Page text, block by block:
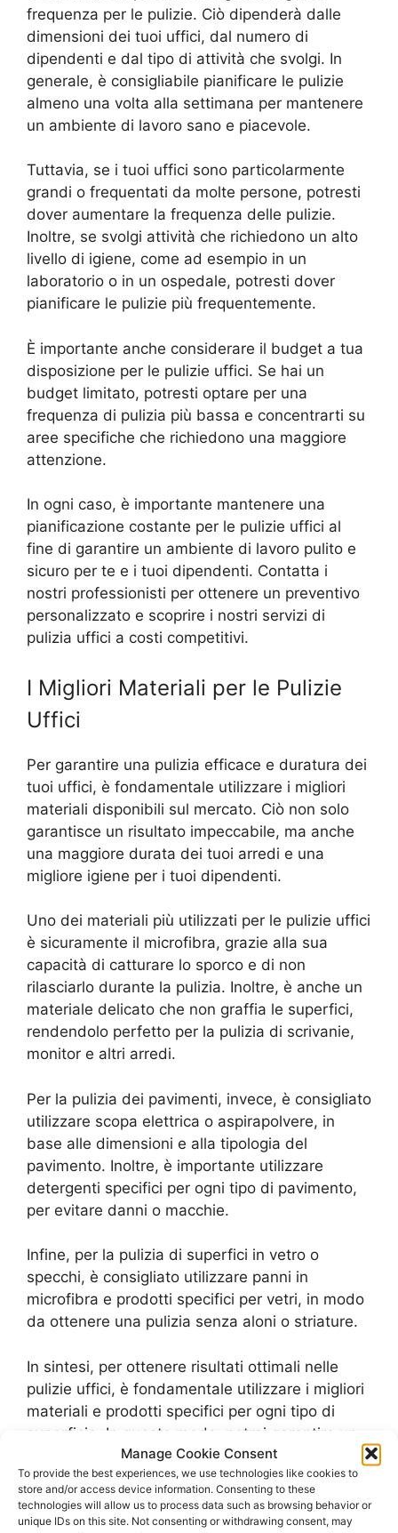
Manage Cookie Consent
To provide the best experiences, we use technologies like cookies to
store and/or access device information. Consenting to these
technologies will allow us to process data such as browsing behavior or
unique IDs on this site. Not consenting or withdrawing consent, may
frequenza per le pulizie. Ciò dipenderà dalle
dimensioni dei tuoi uffici, dal numero di
dipendenti e dal tipo di attività che svolgi. In
generale, è consigliabile pianificare le pulizie
almeno una volta alla settimana per mantenere
un ambiente di lavoro sano e piacevole.
Tuttavia, se i tuoi uffici sono particolarmente
grandi o frequentati da molte persone, potresti
dover aumentare la frequenza delle pulizie.
Inoltre, se svolgi attività che richiedono un alto
livello di igiene, come ad esempio in un
laboratorio o in un ospedale, potresti dover
pianificare le pulizie più frequentemente.
È importante anche considerare il budget a tua
disposizione per le pulizie uffici. Se hai un
budget limitato, potresti optare per una
frequenza di pulizia più bassa e concentrarti su
aree specifiche che richiedono una maggiore
attenzione.
In ogni caso, è importante mantenere una
pianificazione costante per le pulizie uffici al
fine di garantire un ambiente di lavoro pulito e
sicuro per te e i tuoi dipendenti. Contatta i
nostri professionisti per ottenere un preventivo
personalizzato e scoprire i nostri servizi di
pulizia uffici a costi competitivi.
I Migliori Materiali per le Pulizie
Uffici
Per garantire una pulizia efficace e duratura dei
tuoi uffici, è fondamentale utilizzare i migliori
materiali disponibili sul mercato. Ciò non solo
garantisce un risultato impeccabile, ma anche
una maggiore durata dei tuoi arredi e una
migliore igiene per i tuoi dipendenti.
Uno dei materiali più utilizzati per le pulizie uffici
è sicuramente il microfibra, grazie alla sua
capacità di catturare lo sporco e di non
rilasciarlo durante la pulizia. Inoltre, è anche un
materiale delicato che non graffia le superfici,
rendendolo perfetto per la pulizia di scrivanie,
monitor e altri arredi.
Per la pulizia dei pavimenti, invece, è consigliato
utilizzare scopa elettrica o aspirapolvere, in
base alle dimensioni e alla tipologia del
pavimento. Inoltre, è importante utilizzare
detergenti specifici per ogni tipo di pavimento,
per evitare danni o macchie.
Infine, per la pulizia di superfici in vetro o
specchi, è consigliato utilizzare panni in
microfibra e prodotti specifici per vetri, in modo
da ottenere una pulizia senza aloni o striature.
In sintesi, per ottenere risultati ottimali nelle
pulizie uffici, è fondamentale utilizzare i migliori
materiali e prodotti specifici per ogni tipo di
superficie. In questo modo, potrai garantire un
ambiente di lavoro pulito e igienizzato per i tuoi
dipendenti e clienti.
Il Personale delle Pulizie Uffici: